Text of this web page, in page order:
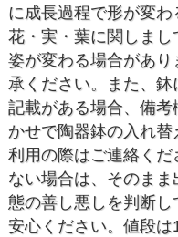
に成長過程で形が変
花・実・葉に関しま
姿が変わる場合があ
承ください。また、
記載がある場合、備考
かせで陶器鉢の入れ
利用の際はご連絡く
ない場合は、そのま
態の善し悪しを判断
安心ください。値段